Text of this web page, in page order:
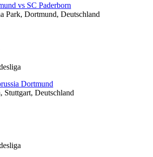
vs SC Paderborn
Park, Dortmund, Deutschland
Dortmund
, Stuttgart, Deutschland